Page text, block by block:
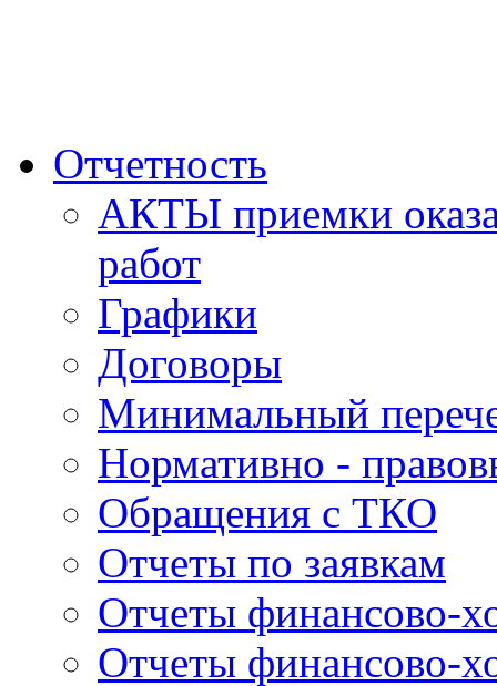
Отчетность
АКТЫ приемки
работ
Графики
Договоры
Минимальный
Нормативно -
Обращения с ТКО
Отчеты по заявкам
Отчеты финансово-
Отчеты финансово-